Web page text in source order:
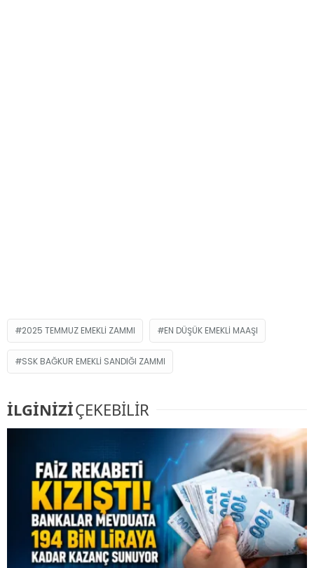
2025 TEMMUZ EMEKLI ZAMMI EN DÜŞÜK EMEKLI MAAŞI
SSK BAĞKUR EMEKLI SANDIĞI ZAMMI
İLGİNİZİÇEKEBİLİR